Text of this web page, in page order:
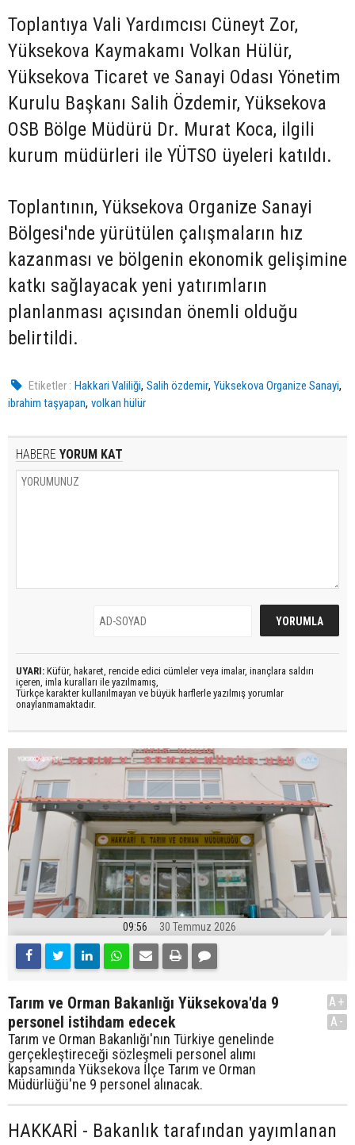
Toplantıya Vali Yardımcısı Cüneyt Zor,
Yüksekova Kaymakamı Volkan Hülür,
Yüksekova Ticaret ve Sanayi Odası Yönetim
Kurulu Başkanı Salih Özdemir, Yüksekova
OSB Bölge Müdürü Dr. Murat Koca, ilgili
kurum müdürleri ile YÜTSO üyeleri katıldı.
Toplantının, Yüksekova Organize Sanayi
Bölgesi'nde yürütülen çalışmaların hız
kazanması ve bölgenin ekonomik gelişimine
katkı sağlayacak yeni yatırımların
planlanması açısından önemli olduğu
belirtildi.
Etiketler : Hakkari Valiliği,Salih özdemir,Yüksekova Organize Sanayi,
ibrahim taşyapan, volkan hülür
HABERE YORUM KAT
UYARI: Küfür, hakaret, rencide edici cümleler veya imalar, inançlara saldırı
içeren, imla kuralları ile yazılmamış,
Türkçe karakter kullanılmayan ve büyük harflerle yazılmış yorumlar
onaylanmamaktadır.
09:56 30 Temmuz 2026
Tarım ve Orman Bakanlığı Yüksekova'da 9
personel istihdam edecek
Tarım ve Orman Bakanlığı'nın Türkiye genelinde
gerçekleştireceği sözleşmeli personel alımı
kapsamında Yüksekova İlçe Tarım ve Orman
Müdürlüğü'ne 9 personel alınacak.
A+
A-
HAKKARİ - Bakanlık tarafından yayımlanan